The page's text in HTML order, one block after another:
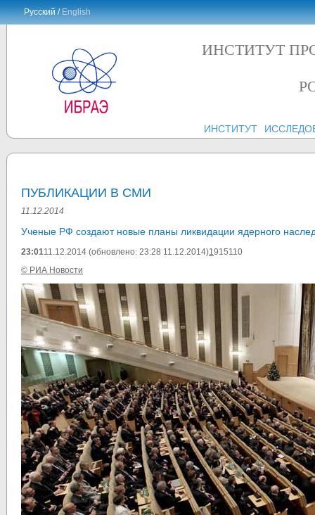
Русский /English
ИНСТИТУТ
ИНСТИТУТ
ПУБЛИКАЦИИ В СМИ
11.12.2014
Ученые РФ создают новые планы ликвидации ядерного
23:0111.12.2014 (обновлено: 23:28 11.12.2014)1915110
© РИА Новости